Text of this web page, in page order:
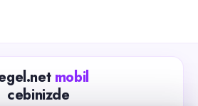
mobil
cebinizde